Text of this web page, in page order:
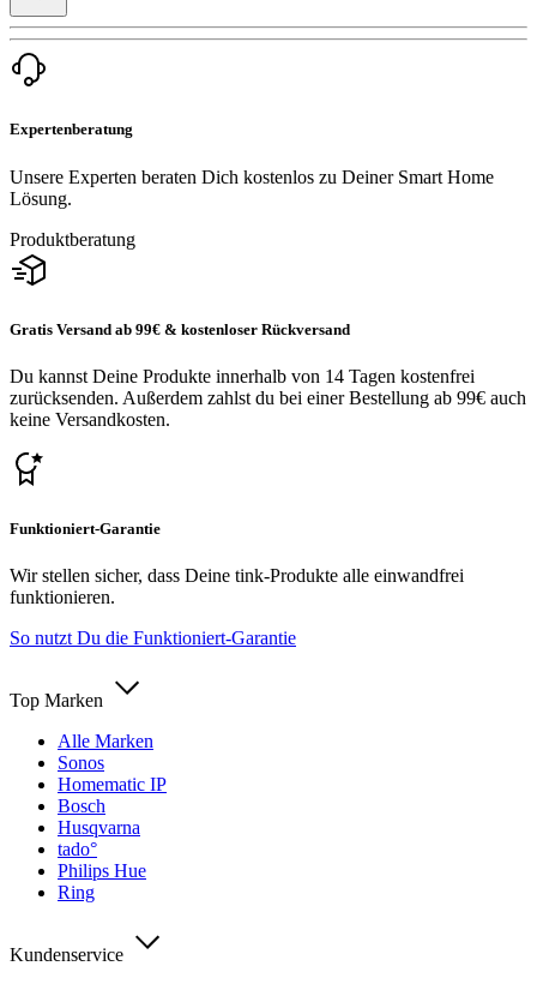
Expertenberatung
Unsere Experten beraten Dich kostenlos zu Deiner Smart Home
Lösung.
Produktberatung
Gratis Versand ab 99€ & kostenloser Rückversand
Du kannst Deine Produkte innerhalb von 14 Tagen kostenfrei
zurücksenden. Außerdem zahlst du bei einer Bestellung ab 99€ auch
keine Versandkosten.
Funktioniert-Garantie
Wir stellen sicher, dass Deine tink-Produkte alle einwandfrei
funktionieren.
So nutzt Du die Funktioniert-Garantie
Top Marken
Alle Marken
Sonos
Homematic IP
Bosch
Husqvarna
tado°
Philips Hue
Ring
Kundenservice